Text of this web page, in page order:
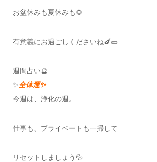
お盆休みも夏休みも🌻
有意義にお過ごしくださいね🍆🥒
週間占い🔮
✨全体運✨
今週は、浄化の週。
仕事も、プライベートも一掃して
リセットしましょう💦